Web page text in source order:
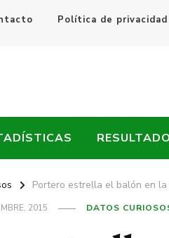
Política de privacidad
Portero estrella el balón en
2015 DATOS